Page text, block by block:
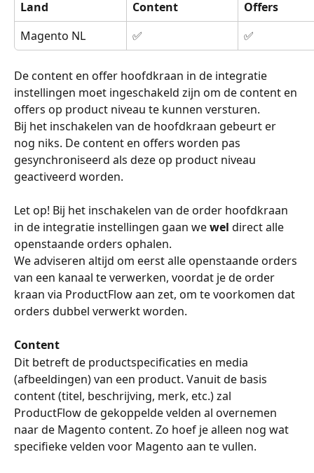
Land Content
Offers
Magento NL
✅ ✅
De content en offer hoofdkraan in de integratie
instellingen moet ingeschakeld zijn om de content en
offers op product niveau te kunnen versturen.
Bij het inschakelen van de hoofdkraan gebeurt er
nog niks. De content en offers worden pas
gesynchroniseerd als deze op product niveau
geactiveerd worden.
Let op! Bij het inschakelen van de order hoofdkraan
in de integratie instellingen gaan we wel direct alle
openstaande orders ophalen.
We adviseren altijd om eerst alle openstaande orders
van een kanaal te verwerken, voordat je de order
kraan via ProductFlow aan zet, om te voorkomen dat
orders dubbel verwerkt worden.
Content
Dit betreft de productspecificaties en media
(afbeeldingen) van een product. Vanuit de basis
content (titel, beschrijving, merk, etc.) zal
ProductFlow de gekoppelde velden al overnemen
naar de Magento content. Zo hoef je alleen nog wat
specifieke velden voor Magento aan te vullen.